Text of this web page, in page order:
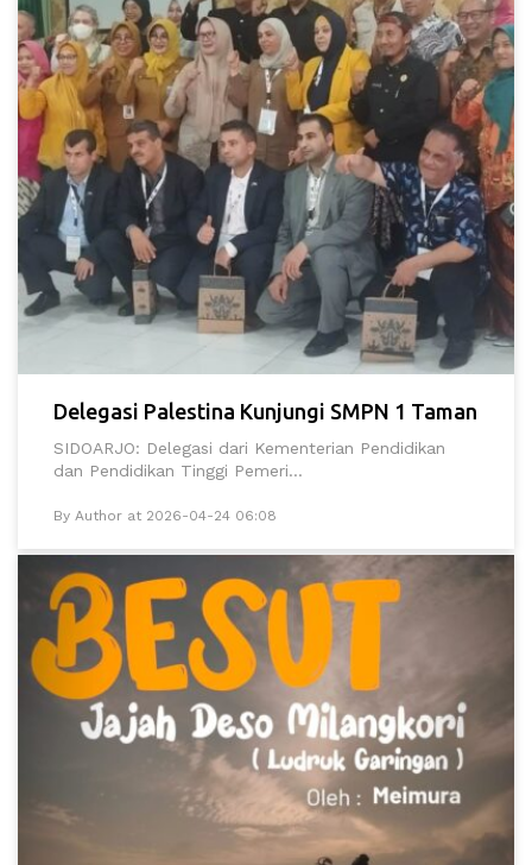
Delegasi Palestina Kunjungi SMPN 1 Taman
SIDOARJO: Delegasi dari Kementerian Pendidikan
dan Pendidikan Tinggi Pemeri...
By Author at 2026-04-24 06:08